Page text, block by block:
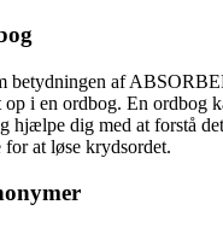
betydningen af
op i en ordbog. En ordbog
hjælpe dig med at forstå
at løse krydsordet.